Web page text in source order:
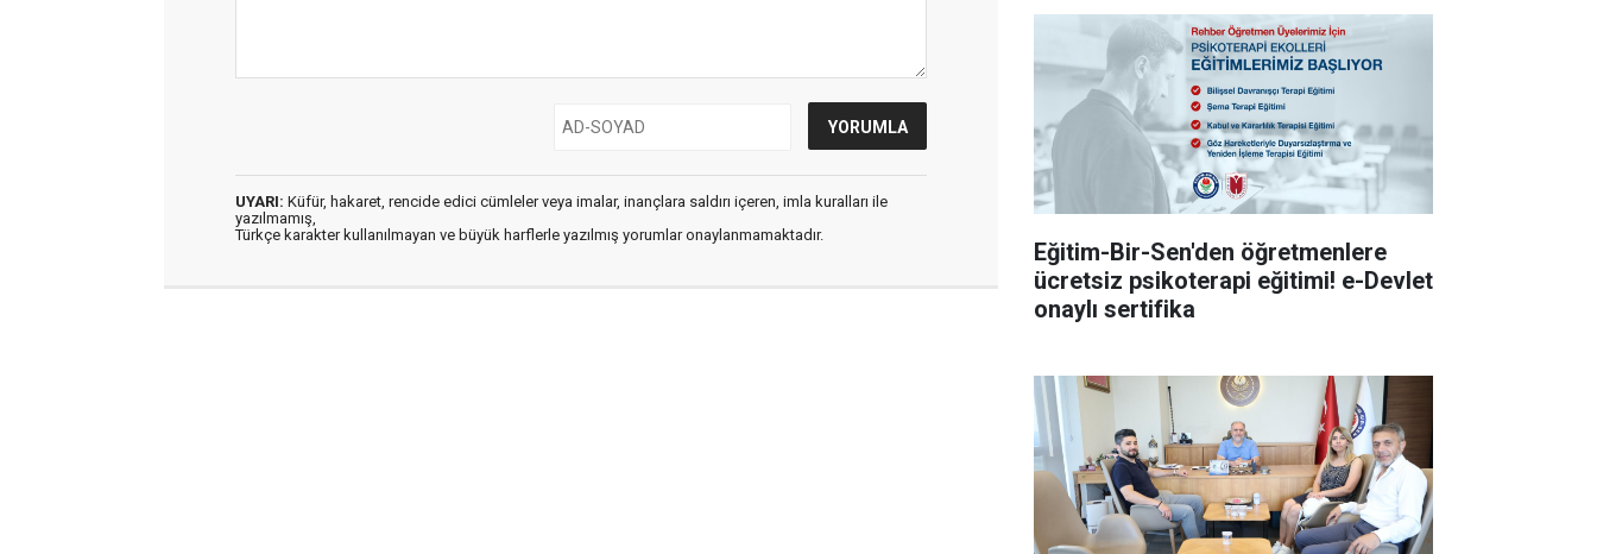
UYARI: Küfür, hakaret, rencide edici cümleler veya imalar, inançlara saldırı içeren, imla kuralları ile
yazılmamış,
Türkçe karakter kullanılmayan ve büyük harflerle yazılmış yorumlar onaylanmamaktadır.
Eğitim-Bir-Sen'den öğretmenlere
ücretsiz psikoterapi eğitimi! e-Devlet
onaylı sertifika